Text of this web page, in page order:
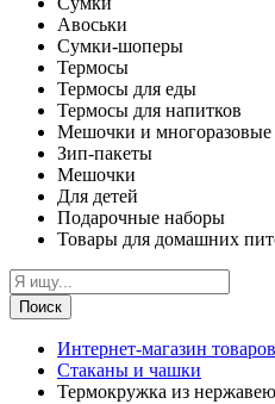
Авоськи
Сумки-шоперы
Термосы
Термосы для еды
Термосы для напитков
Мешочки и многоразовые
Зип-пакеты
Мешочки
Для детей
Подарочные наборы
Товары для домашних
Поиск
Интернет-магазин
Стаканы и чашки
Термокружка из